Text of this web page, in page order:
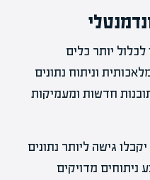
יותר כלים
וניתוח נתונים
חדשות ומעמיקות
גישה ליותר נתונים
מדויקים